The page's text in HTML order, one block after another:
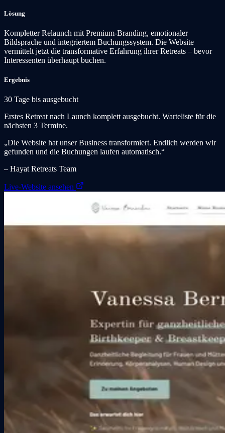
Lösung
Kompletter Relaunch mit Premium-Branding, emotionaler
Bildsprache und integriertem Buchungssystem. Die Website
vermittelt jetzt die transformative Erfahrung ihrer Retreats – bevor
Interessenten überhaupt buchen.
Ergebnis
30 Tage bis ausgebucht
Erstes Retreat nach Launch komplett ausgebucht. Warteliste für die
nächsten 3 Termine.
„Die Website hat unser Business transformiert. Endlich werden wir
gefunden und die Buchungen laufen automatisch.“
– Hayat Retreats Team
Live-Website ansehen